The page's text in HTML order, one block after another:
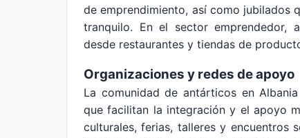
de emprendimiento, así como jubilados
tranquilo. En el sector emprendedor,
desde restaurantes y tiendas de
Organizaciones y redes de apoyo
La comunidad de antárticos en
que facilitan la integración y el apoyo
culturales, ferias, talleres y encuentros